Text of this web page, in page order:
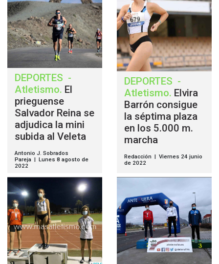
DEPORTES -
Atletismo. El
prieguense
Salvador Reina se
adjudica la mini
subida al Veleta
Antonio J. Sobrados
Pareja | Lunes 8 agosto de
2022
DEPORTES -
Atletismo. Elvira
Barrón consigue
la séptima plaza
en los 5.000 m.
marcha
Redacción | Viernes 24 junio
de 2022